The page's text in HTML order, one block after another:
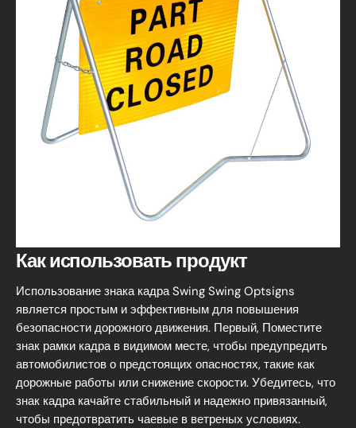
Как использовать продукт
Использование знака кадра Swing Swing Optsigns
является простым и эффективным для повышения
безопасности дорожного движения. Первый, Поместите
знак рамки кадра в видимом месте, чтобы предупредить
автомобилистов о предстоящих опасностях, такие как
дорожные работы или снижение скорости. Убедитесь, что
знак кадра качайте стабильный и надежно привязанный,
чтобы предотвратить чаевые в ветреных условиях.